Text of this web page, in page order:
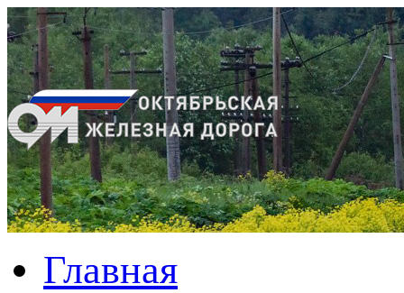
Главная